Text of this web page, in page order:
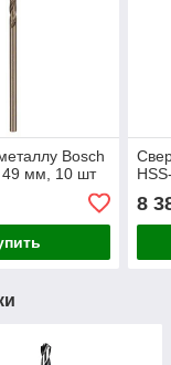
Bosch
49 мм, 10 шт
8